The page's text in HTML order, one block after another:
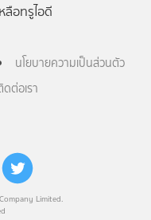
Limited.
ลือทรูไอดี
นโยบายความเป็นส่วนตัว
ต่อเรา